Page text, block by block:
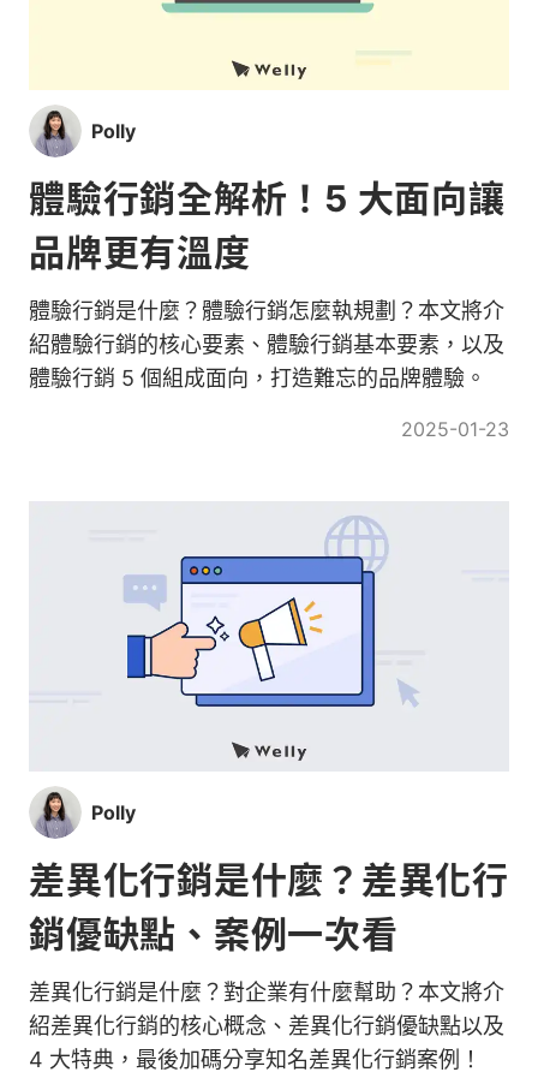
Polly
體驗行銷全解析！5 大面向讓
品牌更有溫度
體驗行銷是什麼？體驗行銷怎麼執規劃？本文將介
紹體驗行銷的核心要素、體驗行銷基本要素，以及
體驗行銷 5 個組成面向，打造難忘的品牌體驗。
2025-01-23
Polly
差異化行銷是什麼？差異化行
銷優缺點、案例一次看
差異化行銷是什麼？對企業有什麼幫助？本文將介
紹差異化行銷的核心概念、差異化行銷優缺點以及
4 大特典，最後加碼分享知名差異化行銷案例！